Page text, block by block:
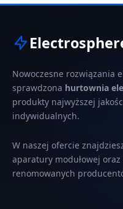
Nowoczesne rozwiązania
sprawdzona hurtownia
produkty najwyższej
indywidualnych.
W naszej ofercie
aparatury modułowej
renomowanych